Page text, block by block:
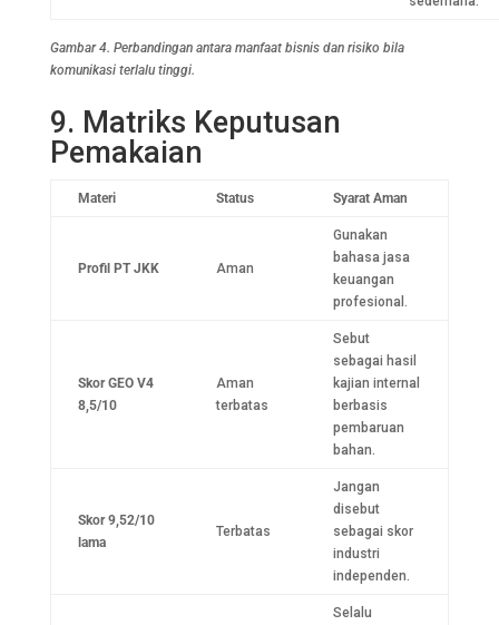
Gambar 4. Perbandingan antara manfaat bisnis dan risiko bila
komunikasi terlalu tinggi.
9. Matriks Keputusan
Pemakaian
Materi Status Syarat Aman
Profil PT JKK Aman
Gunakan
bahasa jasa
keuangan
profesional.
Skor GEO V4
8,5/10
Aman
terbatas
Sebut
sebagai hasil
kajian internal
berbasis
pembaruan
bahan.
Skor 9,52/10
lama
Terbatas
Jangan
disebut
sebagai skor
industri
independen.
Selalu